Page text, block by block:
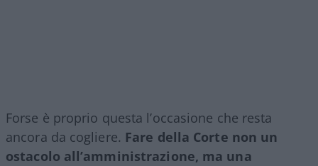
Forse è proprio questa l’occasione che resta
ancora da cogliere. Fare della Corte non un
ostacolo all’amministrazione, ma una